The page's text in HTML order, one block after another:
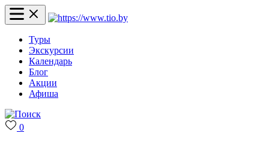
Туры
Экскурсии
Календарь
Блог
Акции
Афиша
0